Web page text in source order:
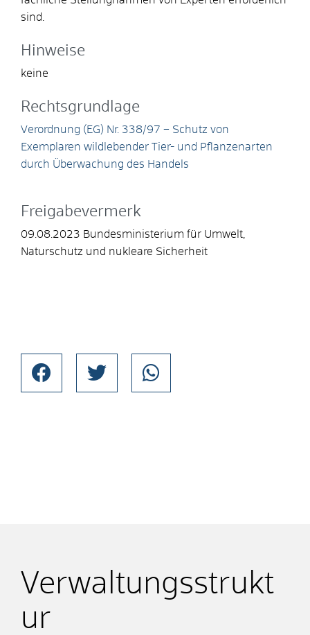
sind.
Hinweise
keine
Rechtsgrundlage
Verordnung (EG) Nr. 338/97 – Schutz von
Exemplaren wildlebender Tier- und Pflanzenarten
durch Überwachung des Handels
Freigabevermerk
09.08.2023 Bundesministerium für Umwelt,
Naturschutz und nukleare Sicherheit
Verwaltungsstrukt
ur